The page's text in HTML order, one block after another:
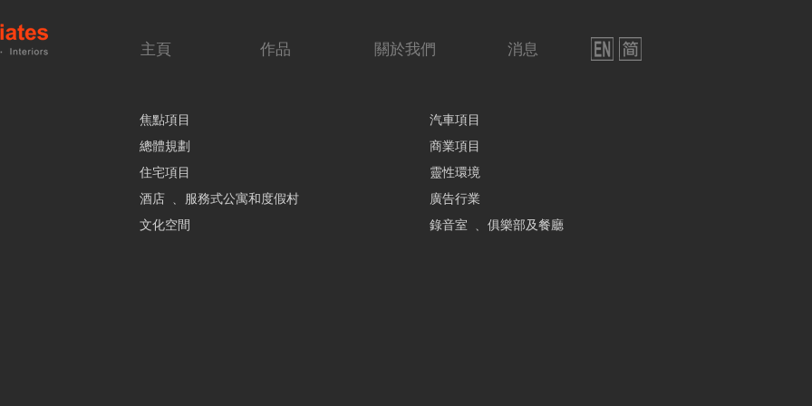
主頁 作品 關於我們 消息
焦點項目
總體規劃
住宅項目
汽車項目
商業項目
靈性環境
酒店 ﹑ 服務式公寓和度假村
廣告行業
文化空間
錄音室 ﹑ 俱樂部及餐廳